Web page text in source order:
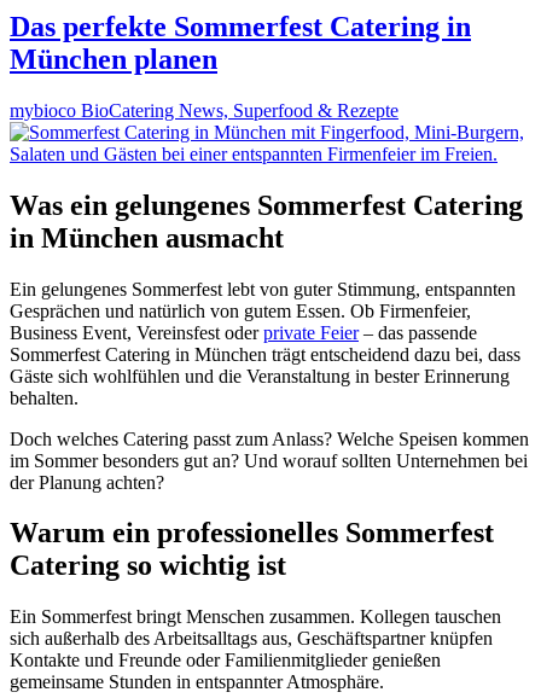
Das perfekte Sommerfest Catering in
München planen
mybioco BioCatering News, Superfood & Rezepte
Was ein gelungenes Sommerfest Catering
in München ausmacht
Ein gelungenes Sommerfest lebt von guter Stimmung, entspannten
Gesprächen und natürlich von gutem Essen. Ob Firmenfeier,
Business Event, Vereinsfest oderprivate Feier– das passende
Sommerfest Catering in München trägt entscheidend dazu bei, dass
Gäste sich wohlfühlen und die Veranstaltung in bester Erinnerung
behalten.
Doch welches Catering passt zum Anlass? Welche Speisen kommen
im Sommer besonders gut an? Und worauf sollten Unternehmen bei
der Planung achten?
Warum ein professionelles Sommerfest
Catering so wichtig ist
Ein Sommerfest bringt Menschen zusammen. Kollegen tauschen
sich außerhalb des Arbeitsalltags aus, Geschäftspartner knüpfen
Kontakte und Freunde oder Familienmitglieder genießen
gemeinsame Stunden in entspannter Atmosphäre.